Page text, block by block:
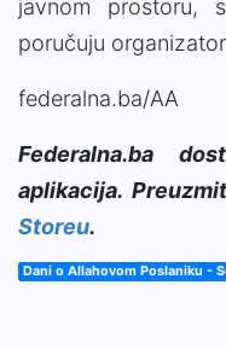
javnom prostoru,
poručuju
federalna.ba/AA
Federalna.ba
aplikacija.
Storeu.
Dani o Allahovom Poslaniku -